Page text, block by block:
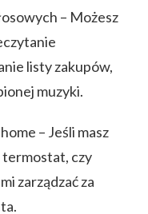
– Możesz
listy zakupów,
muzyki.
– Jeśli masz
czy
zarządzać za